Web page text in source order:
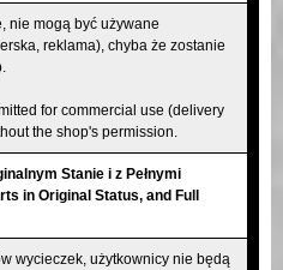
nie mogą być używane
reklama), chyba że zostanie
for commercial use (delivery
the shop's permission.
Stanie i z Pełnymi
in Original Status, and Full
wycieczek, użytkownicy nie będą